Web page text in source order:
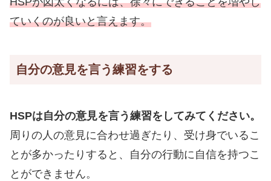
ていくのが良いと言えます。
自分の意見を言う練習をする
HSPは自分の意見を言う練習をしてみてください。
周りの人の意見に合わせ過ぎたり、受け身でいるこ
とが多かったりすると、自分の行動に自信を持つこ
とができません。